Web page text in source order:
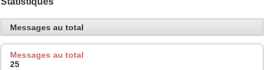
Messages au total
Messages au total
25